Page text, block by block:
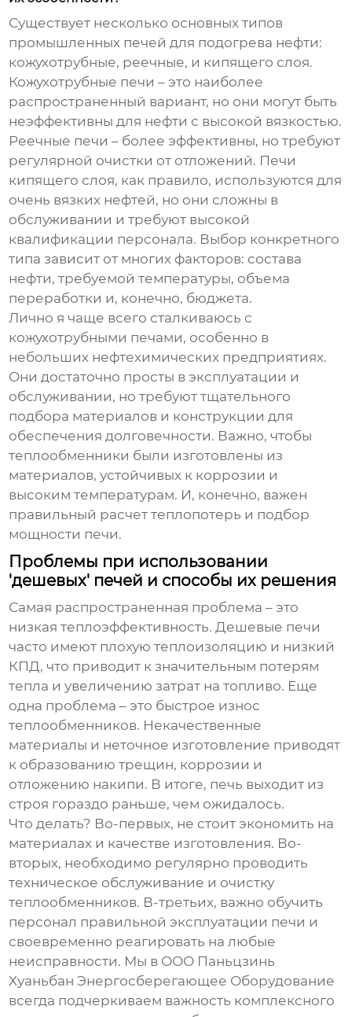
Существует несколько основных типов
промышленных печей для подогрева нефти:
кожухотрубные, реечные, и кипящего слоя.
Кожухотрубные печи – это наиболее
распространенный вариант, но они могут быть
неэффективны для нефти с высокой вязкостью.
Реечные печи – более эффективны, но требуют
регулярной очистки от отложений. Печи
кипящего слоя, как правило, используются для
очень вязких нефтей, но они сложны в
обслуживании и требуют высокой
квалификации персонала. Выбор конкретного
типа зависит от многих факторов: состава
нефти, требуемой температуры, объема
переработки и, конечно, бюджета.
Лично я чаще всего сталкиваюсь с
кожухотрубными печами, особенно в
небольших нефтехимических предприятиях.
Они достаточно просты в эксплуатации и
обслуживании, но требуют тщательного
подбора материалов и конструкции для
обеспечения долговечности. Важно, чтобы
теплообменники были изготовлены из
материалов, устойчивых к коррозии и
высоким температурам. И, конечно, важен
правильный расчет теплопотерь и подбор
мощности печи.
Проблемы при использовании
'дешевых' печей и способы их решения
Самая распространенная проблема – это
низкая теплоэффективность. Дешевые печи
часто имеют плохую теплоизоляцию и низкий
КПД, что приводит к значительным потерям
тепла и увеличению затрат на топливо. Еще
одна проблема – это быстрое износ
теплообменников. Некачественные
материалы и неточное изготовление приводят
к образованию трещин, коррозии и
отложению накипи. В итоге, печь выходит из
строя гораздо раньше, чем ожидалось.
Что делать? Во-первых, не стоит экономить на
материалах и качестве изготовления. Во-
вторых, необходимо регулярно проводить
техническое обслуживание и очистку
теплообменников. В-третьих, важно обучить
персонал правильной эксплуатации печи и
своевременно реагировать на любые
неисправности. Мы в ООО Паньцзинь
Хуаньбан Энергосберегающее Оборудование
всегда подчеркиваем важность комплексного